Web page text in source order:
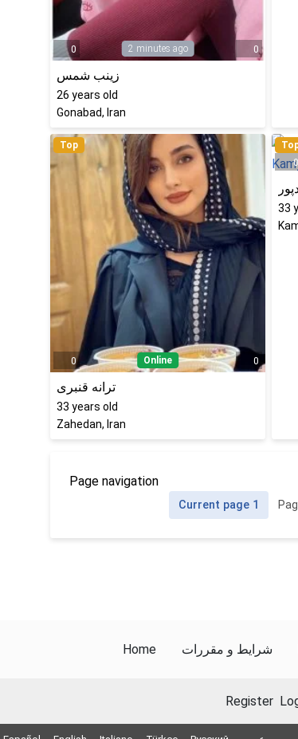
0 2 minutes ago 0
زینب شمس
26 years old
Gonabad, Iran
Top
0 Online 0
ترانه قنبری
33 years old
Zahedan, Iran
0
33
Page navigation
Current page 1
Home شرایط و مقررات
Register